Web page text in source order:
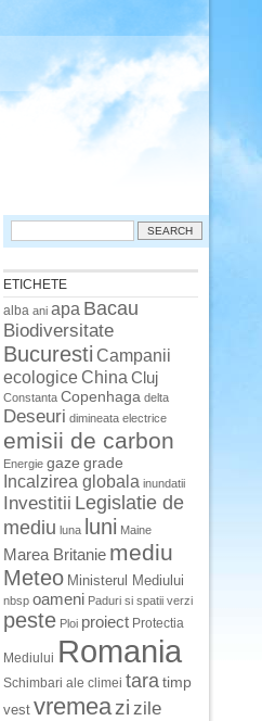
Search
ETICHETE
alba ani apa Bacau
Biodiversitate
Bucuresti Campanii
ecologiceChina Cluj
Constanta Copenhaga delta
Deseuri dimineata electrice
emisii de carbon
Energie gaze grade
Incalzirea globala inundatii
Investitii Legislatie de
mediu luna luni Maine
Marea Britanie mediu
Meteo Ministerul Mediului
nbsp oameni Paduri si spatii verzi
peste Ploi proiect Protectia
Mediului Romania
Schimbari ale climei taratimp
vest vremeazi zile